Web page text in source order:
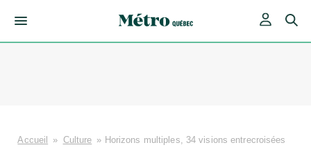
Accueil » Culture » Horizons multiples, 34 visions entrecroisées